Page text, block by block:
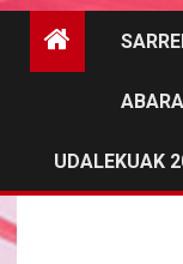
UDALEKUAK